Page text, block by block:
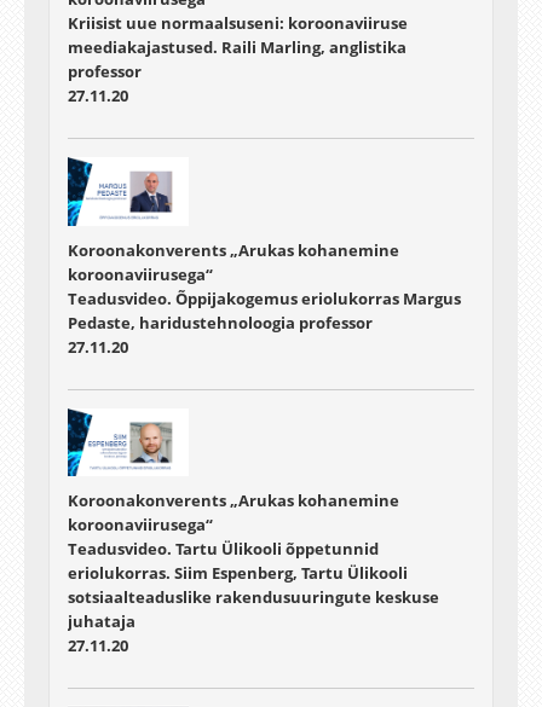
Kriisist uue normaalsuseni: koroonaviiruse
meediakajastused. Raili Marling, anglistika
professor
27.11.20
Koroonakonverents „Arukas kohanemine
koroonaviirusega“
Teadusvideo. Õppijakogemus eriolukorras Margus
Pedaste, haridustehnoloogia professor
27.11.20
Koroonakonverents „Arukas kohanemine
koroonaviirusega“
Teadusvideo. Tartu Ülikooli õppetunnid
eriolukorras. Siim Espenberg, Tartu Ülikooli
sotsiaalteaduslike rakendusuuringute keskuse
juhataja
27.11.20